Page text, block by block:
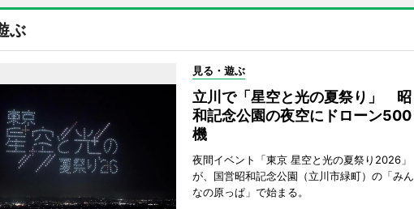
ぶ
見る・遊ぶ
立川で「星空と光の夏祭り」 昭
和記念公園の夜空にドローン500
機
夜間イベント「東京 星空と光の夏祭り2026」
が、国営昭和記念公園（立川市緑町）の「みん
なの原っぱ」で始まる。